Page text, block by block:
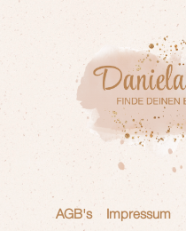
AGB's Impressum